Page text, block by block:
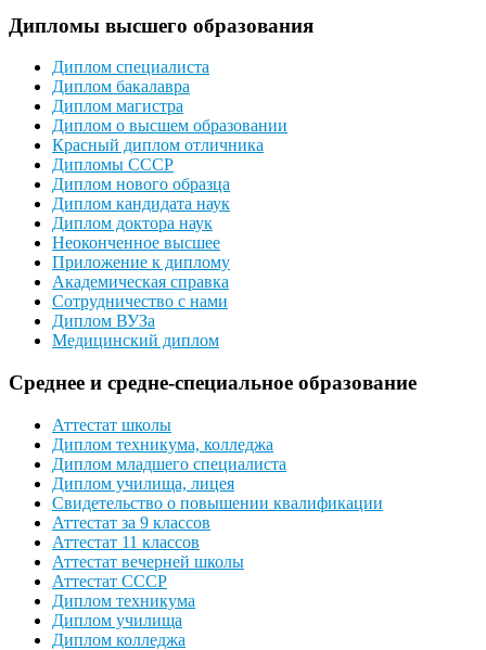
Дипломы высшего образования
Диплом специалиста
Диплом бакалавра
Диплом магистра
Диплом о высшем образовании
Красный диплом отличника
Дипломы СССР
Диплом нового образца
Диплом кандидата наук
Диплом доктора наук
Неоконченное высшее
Приложение к диплому
Академическая справка
Сотрудничество с нами
Диплом ВУЗа
Медицинский диплом
Среднее и средне-специальное образование
Аттестат школы
Диплом техникума, колледжа
Диплом младшего специалиста
Диплом училища, лицея
Свидетельство о повышении квалификации
Аттестат за 9 классов
Аттестат 11 классов
Аттестат вечерней школы
Аттестат СССР
Диплом техникума
Диплом училища
Диплом колледжа